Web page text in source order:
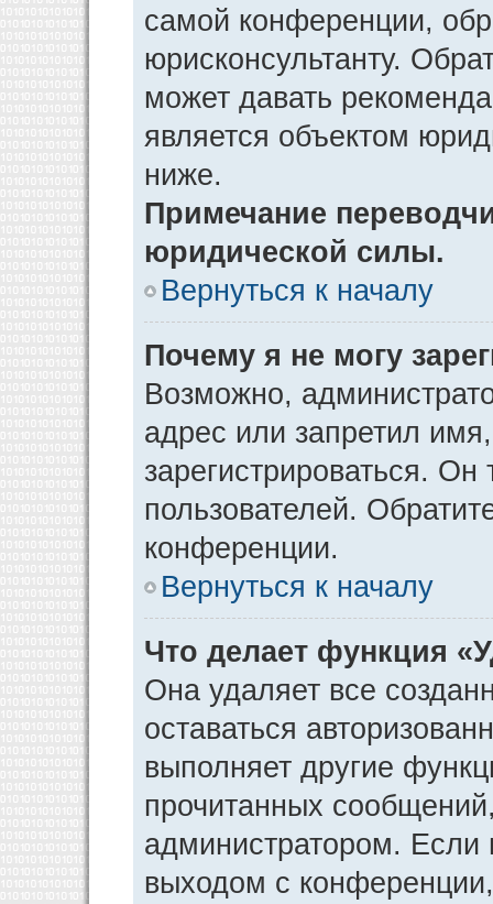
самой конференции,
юрисконсультанту.
может давать
является объектом
ниже.
Примечание
юридической силы.
Вернуться к началу
Почему я не могу
Возможно,
адрес или запретил
зарегистрироваться.
пользователей.
конференции.
Вернуться к началу
Что делает функция
Она удаляет все
оставаться
выполняет другие
прочитанных
администратором. Если
выходом с